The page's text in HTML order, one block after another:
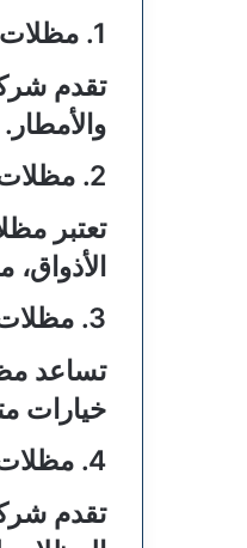
1. مظلات السيارات
تقدم
2. مظلات الحدائق
تعتبر
3. مظلات المسابح
تساعد
خيارات
4. مظلات الفعاليات
تقدم